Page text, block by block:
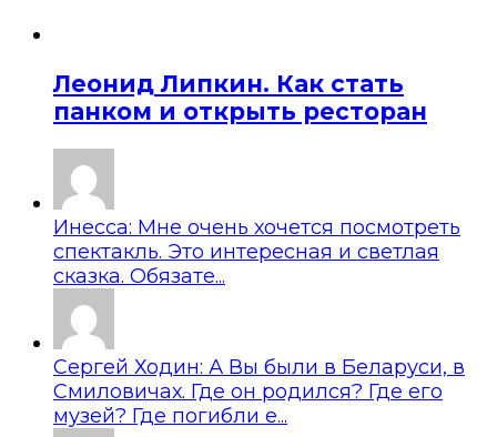
Леонид Липкин. Как стать
панком и открыть ресторан
Инесса: Мне очень хочется посмотреть
спектакль. Это интересная и светлая
сказка. Обязате...
Сергей Ходин: А Вы были в Беларуси, в
Смиловичах. Где он родился? Где его
музей? Где погибли е...